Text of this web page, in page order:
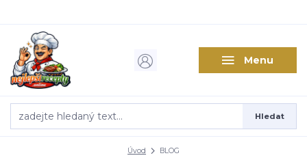
Menu
Hledat
Úvod BLOG